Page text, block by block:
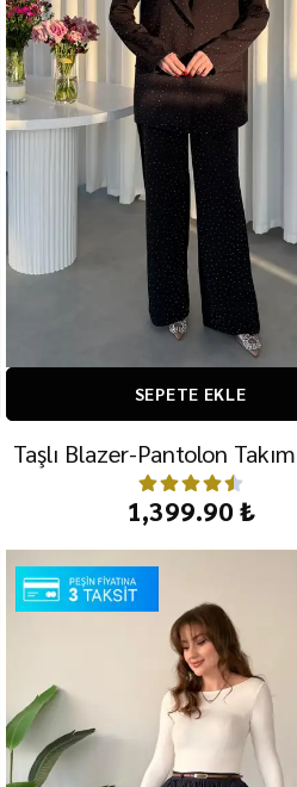
SEPETE EKLE
Taşlı Blazer-Pantolon
1,399.90 ₺